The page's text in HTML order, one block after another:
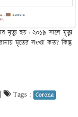
মৃত্যু হয়। ২০১৯ সালে মৃত্যু
মৃতের সংখ্যা কত? কিন্তু
Tags : Corona